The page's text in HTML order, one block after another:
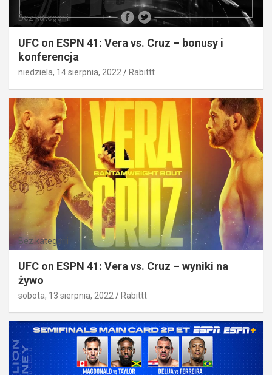
Bez kategorii
UFC on ESPN 41: Vera vs. Cruz – bonusy i
konferencja
niedziela, 14 sierpnia, 2022 Rabittt
Bez kategorii
UFC on ESPN 41: Vera vs. Cruz – wyniki na
żywo
sobota, 13 sierpnia, 2022 Rabittt